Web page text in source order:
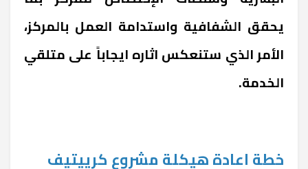
يحقق الشفافية واستدامة العمل بالمركز،
الأمر الذي ستنعكس اثاره ايجاباً على متلقي
الخدمة.
خطة اعادة هيكلة مشروع كرييتيف